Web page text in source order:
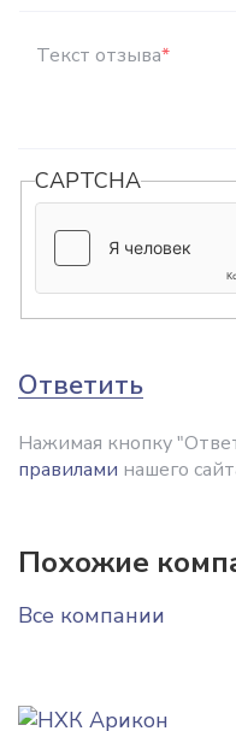
Текст отзыва*
CAPTCHA
Ответить
Нажимая кнопку
правилами нашего
Похожие
Все компании